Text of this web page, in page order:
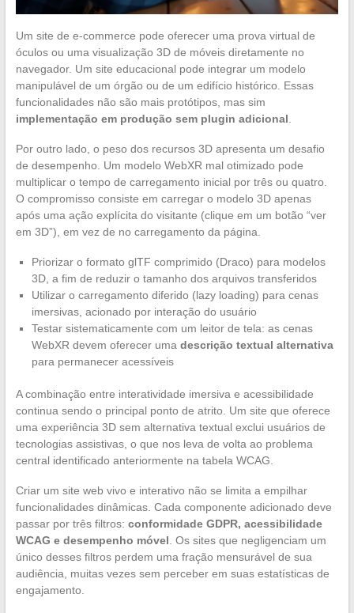
Um site de e-commerce pode oferecer uma prova virtual de
óculos ou uma visualização 3D de móveis diretamente no
navegador. Um site educacional pode integrar um modelo
manipulável de um órgão ou de um edifício histórico. Essas
funcionalidades não são mais protótipos, mas sim
implementação em produção sem plugin adicional.
Por outro lado, o peso dos recursos 3D apresenta um desafio
de desempenho. Um modelo WebXR mal otimizado pode
multiplicar o tempo de carregamento inicial por três ou quatro.
O compromisso consiste em carregar o modelo 3D apenas
após uma ação explícita do visitante (clique em um botão “ver
em 3D”), em vez de no carregamento da página.
Priorizar o formato glTF comprimido (Draco) para modelos
3D, a fim de reduzir o tamanho dos arquivos transferidos
Utilizar o carregamento diferido (lazy loading) para cenas
imersivas, acionado por interação do usuário
Testar sistematicamente com um leitor de tela: as cenas
WebXR devem oferecer uma descrição textual alternativa
para permanecer acessíveis
A combinação entre interatividade imersiva e acessibilidade
continua sendo o principal ponto de atrito. Um site que oferece
uma experiência 3D sem alternativa textual exclui usuários de
tecnologias assistivas, o que nos leva de volta ao problema
central identificado anteriormente na tabela WCAG.
Criar um site web vivo e interativo não se limita a empilhar
funcionalidades dinâmicas. Cada componente adicionado deve
passar por três filtros: conformidade GDPR, acessibilidade
WCAG e desempenho móvel. Os sites que negligenciam um
único desses filtros perdem uma fração mensurável de sua
audiência, muitas vezes sem perceber em suas estatísticas de
engajamento.